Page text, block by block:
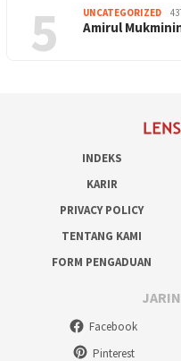
5 UNCATEGORIZED
Amirul
INDEKS
KARIR
PRIVACY POLICY
TENTANG KAMI
FORM PENGADUAN
Facebook
Pinterest